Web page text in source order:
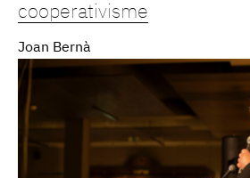
cooperativisme
Joan Bernà